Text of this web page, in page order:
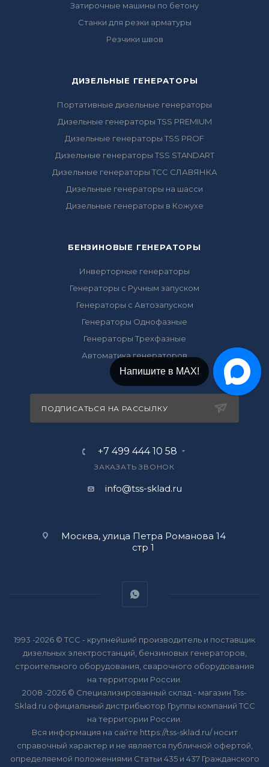
Затирочные машины по бетону
Станки для резки арматуры
Резчики швов
ДИЗЕЛЬНЫЕ ГЕНЕРАТОРЫ
Портативные дизельные генераторы
Дизельные генераторы TSS PREMIUM
Дизельные генераторы TSS PROF
Дизельные генераторы TSS STANDART
Дизельные генераторы ТСС СЛАВЯНКА
Дизельные генераторы на шасси
Дизельные генераторы в Кожухе
БЕНЗИНОВЫЕ ГЕНЕРАТОРЫ
Инверторные генераторы
Генераторы с Ручным запуском
Генераторы с Автозапуском
Генераторы Однофазные
Генераторы Трехфазные
Автоматика генераторов
ПОДПИСАТЬСЯ НА РАССЫЛКУ
+7 499 444 10 58
ЗАКАЗАТЬ ЗВОНОК
info@tss-sklad.ru
Москва, улица Петра Романова 14
стр 1
1993 -2026 © ТСС - крупнейший производитель и поставщик
дизельных электростанций, бензиновых генераторов,
строительного оборудования, сварочного оборудования
на территории России.
2008 -2026 © Специализированный склад - магазин Tss-
Sklad.ru официальный дистрибьютор Группы компаний ТСС
на территории России.
Вся информация на сайте https://tss-sklad.ru/ носит
справочный характер и не является публичной офертой,
определяемой положениями Статьи 435 и 437 Гражданского
Напишите в МАХ!